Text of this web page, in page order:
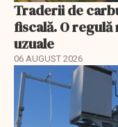
Traderii de
fiscală. O
uzuale
06 AUGUST 2026